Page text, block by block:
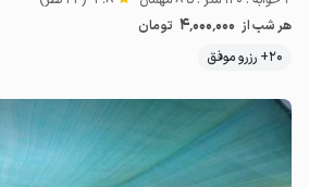
هر شب از 4٬000٬000 تومان
20+ رزرو موفق